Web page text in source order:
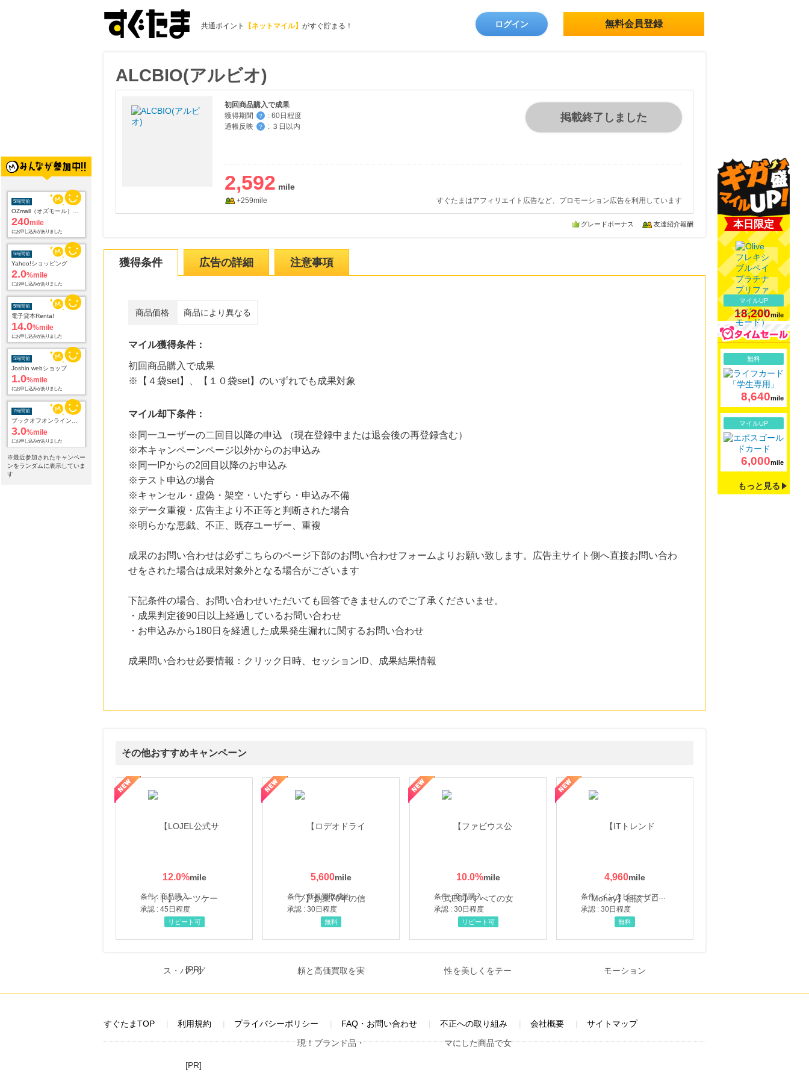
共通ポイント 【ネットマイル】 がすぐ貯まる！ ログイン 無料会員登録
5時間前
240mile
にお申し込みがありました
5時間前
Yahoo!ショッピング
2.0%mile
にお申し込みがありました
5時間前
電子貸本Renta!
14.0%mile
にお申し込みがありました
5時間前
Joshin webショップ
1.0%mile
にお申し込みがありました
7時間前
3.0%mile
にお申し込みがありました
22時間前
楽天市場
※最近参加されたキャンペー
ンをランダムに表示していま
す
ALCBIO(アルビオ)
初回商品購入で成果
獲得期間
？ : 60日程度
通帳反映
？ : ３日以内
掲載終了しました
2,592
+259mile すぐたまはアフィリエイト広告など、プロモーション広告を利用しています
グレードボーナス 友達紹介報酬
獲得条件 広告の詳細 注意事項
商品価格 商品により異なる
マイル獲得条件：
初回商品購入で成果
※【４袋set】、【１０袋set】のいずれでも成果対象
マイル却下条件：
※同一ユーザーの二回目以降の申込 （現在登録中または退会後の再登録含む）
※本キャンペーンページ以外からのお申込み
※同一IPからの2回目以降のお申込み
※テスト申込の場合
※キャンセル・虚偽・架空・いたずら・申込み不備
※データ重複・広告主より不正等と判断された場合
※明らかな悪戯、不正、既存ユーザー、重複
成果のお問い合わせは必ずこちらのページ下部のお問い合わせフォームよりお願い致します。広告主サイト側へ直接お問い合わ
せをされた場合は成果対象外となる場合がございます
下記条件の場合、お問い合わせいただいても回答できませんのでご了承くださいませ。
・成果判定後90日以上経過しているお問い合わせ
・お申込みから180日を経過した成果発生漏れに関するお問い合わせ
成果問い合わせ必要情報：クリック日時、セッションID、成果結果情報
その他おすすめキャンペーン
12.0%
条件 : 商品購入
承認 : 45日程度
リピート可
5,600
条件 : 新規買取成約
承認 : 30日程度
高価買取を実現！ブランド品・貴金属の無料査定
無料
10.0%
条件 : 商品購入
承認 : 30日程度
ファビウス公式EC】すべての女性を美しくをテーマにした商品で女性の美を応援しています
リピート可
4,960
条件 : インタビューヒアリング完了
承認 : 30日程度
【ITトレンドMoney】相談プロモーション
無料
本日限定
マイルUP
18,200mile
無料
8,640mile
マイルUP
6,000mile
もっと見る
[PR]
すぐたまTOP 利用規約 プライバシーポリシー FAQ・お問い合わせ 不正への取り組み 会社概要 サイトマップ
[PR]